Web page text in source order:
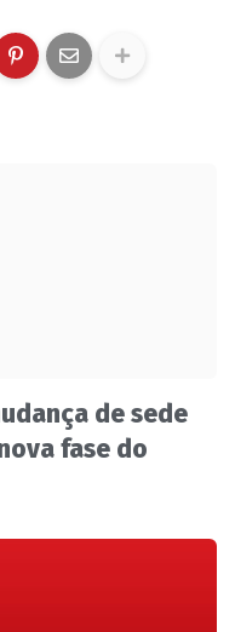
de sede
fase do